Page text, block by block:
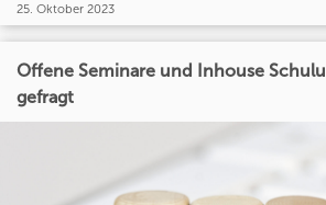
25. Oktober 2023
Offene Seminare und Inhouse
gefragt